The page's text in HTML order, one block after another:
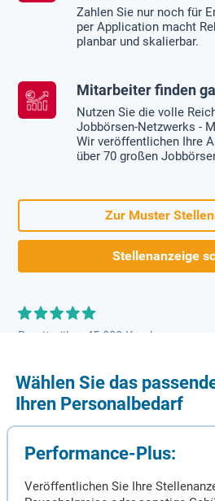
Zahlen Sie nur noch für
per Application macht
planbar und skalierbar.
Mitarbeiter finden
Nutzen Sie die volle
Jobbörsen-Netzwerks -
Wir veröffentlichen Ihre
über 70 großen
Zur Muster
Stellenanzeige
Bereits über 45.000 Kunden
Wählen Sie das
Ihren Personalbedarf
Performance-Plus:
Veröffentlichen Sie Ihre